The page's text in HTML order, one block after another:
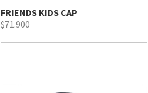
FRIENDS KIDS CAP
$71.900